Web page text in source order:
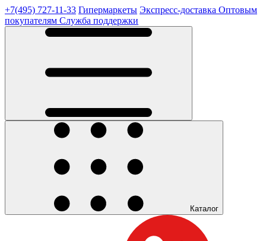
+7(495) 727-11-33 Гипермаркеты Экспресс-доставка Оптовым
покупателям Служба поддержки
Каталог